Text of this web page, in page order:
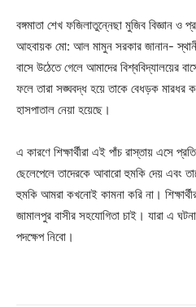
বঙ্গমাতা শেখ ফজিলাতুন্নেছা মুজিব বিজ্ঞান ও
আহবায়ক মো: আল মামুন সরকার জানান-
বাসে উঠেতে গেলে আমাদের বিশ্ববিদ্যালয়ের
ফলে তারা সঙ্ঘবদ্ধ হয়ে তাকে বেধড়ক মারধর
হাসপাতাল নেয়া হয়েছে।
এ কারণে শিক্ষার্থীরা এই পাঁচ রাস্তায় এসে
ছেলেপেলে তাদেরকে আবারো হুমকি দেয় এবং
হুমকি আমরা কখনোই কামনা করি না।
জামালপুর বাসীর সহযোগিতা চাই। যারা এ
পদক্ষেপ নিবো।